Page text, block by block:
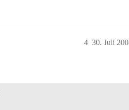
30. Juli
4